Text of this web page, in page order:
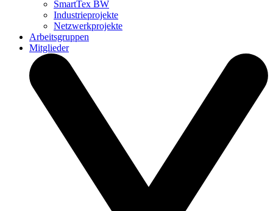
SmartTex BW
Industrieprojekte
Netzwerkprojekte
Arbeitsgruppen
Mitglieder